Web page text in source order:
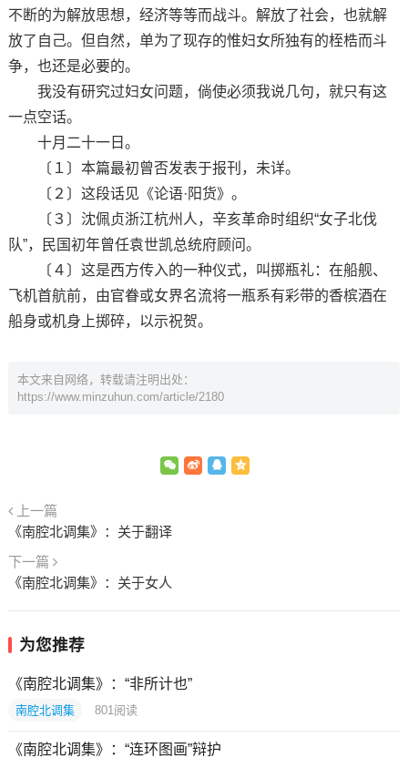
不断的为解放思想，经济等等而战斗。解放了社会，也就解
放了自己。但自然，单为了现存的惟妇女所独有的桎梏而斗
争，也还是必要的。
我没有研究过妇女问题，倘使必须我说几句，就只有这
一点空话。
十月二十一日。
〔１〕本篇最初曾否发表于报刊，未详。
〔２〕这段话见《论语·阳货》。
〔３〕沈佩贞浙江杭州人，辛亥革命时组织“女子北伐
队”，民国初年曾任袁世凯总统府顾问。
〔４〕这是西方传入的一种仪式，叫掷瓶礼：在船舰、
飞机首航前，由官眷或女界名流将一瓶系有彩带的香槟酒在
船身或机身上掷碎，以示祝贺。
本文来自网络，转载请注明出处：
https://www.minzuhun.com/article/2180
上一篇
《南腔北调集》：关于翻译
下一篇
《南腔北调集》：关于女人
为您推荐
《南腔北调集》：“非所计也”
南腔北调集 801 阅读
《南腔北调集》：“连环图画”辩护